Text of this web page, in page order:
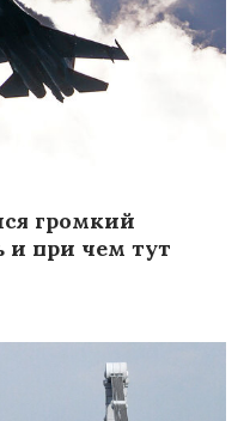
громкий
и при чем тут